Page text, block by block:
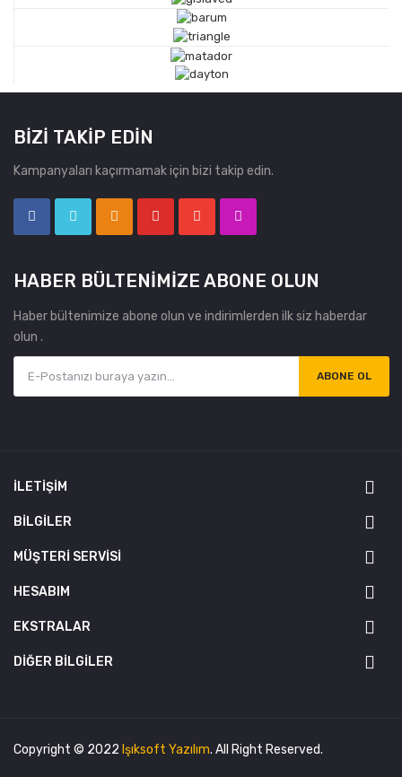
BIZI TAKIP EDIN
Kampanyaları kaçırmamak için bizi takip edin.
HABER BÜLTENIMIZE ABONE OLUN
Haber bültenimize abone olun ve indirimlerden ilk siz haberdar
olun .
ABONE OL
İLETIŞIM
BILGILER
MÜŞTERI SERVISI
HESABIM
EKSTRALAR
DIĞER BILGILER
Copyright © 2022 Işıksoft Yazılım. All Right Reserved.